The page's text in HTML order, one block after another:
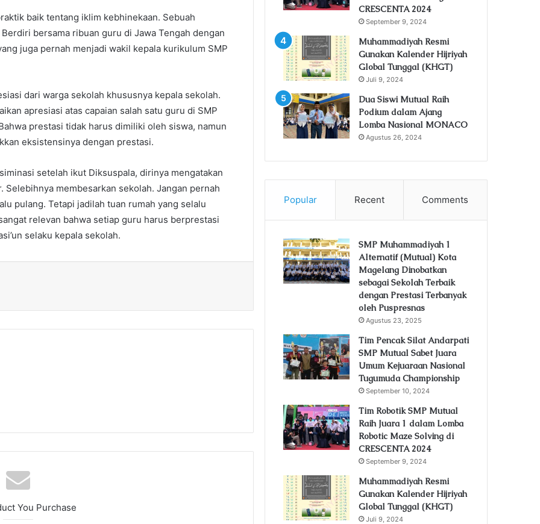
baik tentang iklim kebhinekaan. Sebuah
bersama ribuan guru di Jawa Tengah dengan
juga pernah menjadi wakil kepala kurikulum SMP
dari warga sekolah khususnya kepala sekolah.
apresiasi atas capaian salah satu guru di SMP
prestasi tidak harus dimiliki oleh siswa, namun
eksistensinya dengan prestasi.
setelah ikut Diksuspala, dirinya mengatakan
membesarkan sekolah. Jangan pernah
pulang. Tetapi jadilah tuan rumah yang selalu
relevan bahwa setiap guru harus berprestasi
selaku kepala sekolah.
You Purchase
CRESCENTA 2024
September 9, 2024
Muhammadiyah Resmi
Gunakan Kalender Hijriyah
Global Tunggal (KHGT)
Juli 9, 2024
Dua Siswi Mutual Raih
Podium dalam Ajang
Lomba Nasional MONACO
Agustus 26, 2024
Popular Recent Comments
SMP Muhammadiyah 1
Alternatif (Mutual) Kota
Magelang Dinobatkan
sebagai Sekolah Terbaik
dengan Prestasi Terbanyak
oleh Puspresnas
Agustus 23, 2025
Tim Pencak Silat Andarpati
SMP Mutual Sabet Juara
Umum Kejuaraan Nasional
Tugumuda Championship
September 10, 2024
Tim Robotik SMP Mutual
Raih Juara 1 dalam Lomba
Robotic Maze Solving di
CRESCENTA 2024
September 9, 2024
Muhammadiyah Resmi
Gunakan Kalender Hijriyah
Global Tunggal (KHGT)
Juli 9, 2024